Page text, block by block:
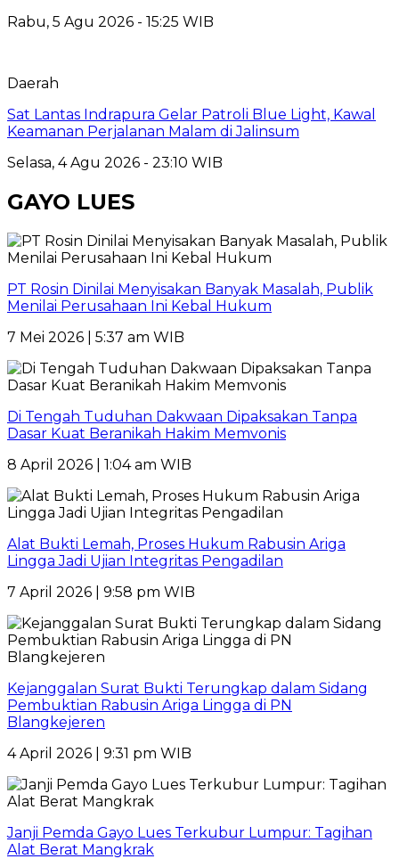
Rabu, 5 Agu 2026 - 15:25 WIB
Daerah
Sat Lantas Indrapura Gelar Patroli Blue Light, Kawal
Keamanan Perjalanan Malam di Jalinsum
Selasa, 4 Agu 2026 - 23:10 WIB
GAYO LUES
PT Rosin Dinilai Menyisakan Banyak Masalah, Publik
Menilai Perusahaan Ini Kebal Hukum
7 Mei 2026 | 5:37 am WIB
Di Tengah Tuduhan Dakwaan Dipaksakan Tanpa
Dasar Kuat Beranikah Hakim Memvonis
8 April 2026 | 1:04 am WIB
Alat Bukti Lemah, Proses Hukum Rabusin Ariga
Lingga Jadi Ujian Integritas Pengadilan
7 April 2026 | 9:58 pm WIB
Kejanggalan Surat Bukti Terungkap dalam Sidang
Pembuktian Rabusin Ariga Lingga di PN
Blangkejeren
4 April 2026 | 9:31 pm WIB
Janji Pemda Gayo Lues Terkubur Lumpur: Tagihan
Alat Berat Mangkrak